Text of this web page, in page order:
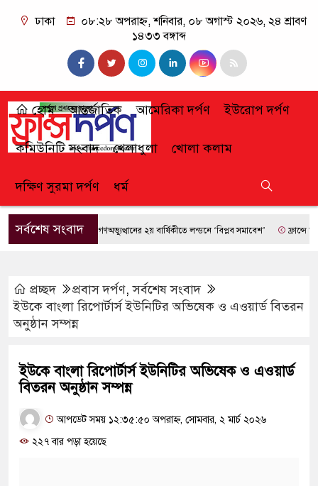
ঢাকা
০৮:২৮ অপরাহ্ন, শনিবার, ০৮ অগাস্ট ২০২৬, ২৪ শ্রাবণ
১৪৩৩ বঙ্গাব্দ
হোম আন্তর্জাতিক আমেরিকা দর্পণ ইউরোপ দর্পণ
কমিউনিটি সংবাদ খেলাধুলা খোলা কলাম
দক্ষিণ সুরমা দর্পণ ধর্ম
সর্বশেষ সংবাদ
জুলাই গণঅভ্যুত্থানের ২য় বার্ষিকীতে লন্ডনে ‘বিপ্লব সমাবেশ’ ফ্রান্সে দাবানলের
প্রচ্ছদ প্রবাস দর্পণ,সর্বশেষ সংবাদ
ইউকে বাংলা রিপোর্টার্স ইউনিটির অভিষেক ও এওয়ার্ড বিতরন
অনুষ্ঠান সম্পন্ন
ইউকে বাংলা রিপোর্টার্স ইউনিটির অভিষেক ও এওয়ার্ড
বিতরন অনুষ্ঠান সম্পন্ন
আপডেট সময় ১২:৩৫:৫০ অপরাহ্ন, সোমবার, ২ মার্চ ২০২৬
২২৭ বার পড়া হয়েছে